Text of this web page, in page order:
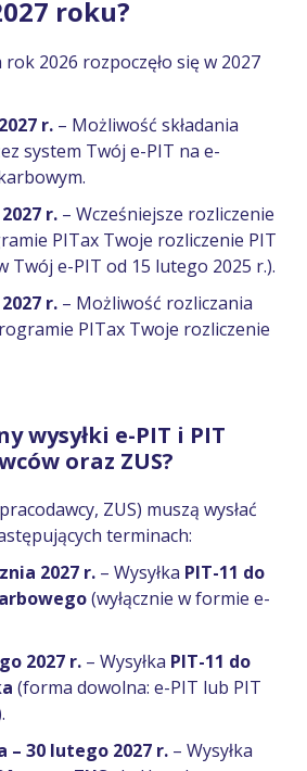
roku?
2026 rozpoczęło się w 2027
r. – Możliwość składania
system Twój e-PIT na e-
r. – Wcześniejsze rozliczenie
PITax Twoje rozliczenie PIT
Twój e-PIT od 15 lutego 2025 r.).
r. – Możliwość rozliczania
PITax Twoje rozliczenie
wysyłki e-PIT i PIT
oraz ZUS?
ZUS) muszą wysłać
terminach:
2027 r. – Wysyłka PIT-11 do
(wyłącznie w formie e-
2027 r. – Wysyłka PIT-11 do
(forma dowolna: e-PIT lub PIT
– 30 lutego 2027 r. – Wysyłka